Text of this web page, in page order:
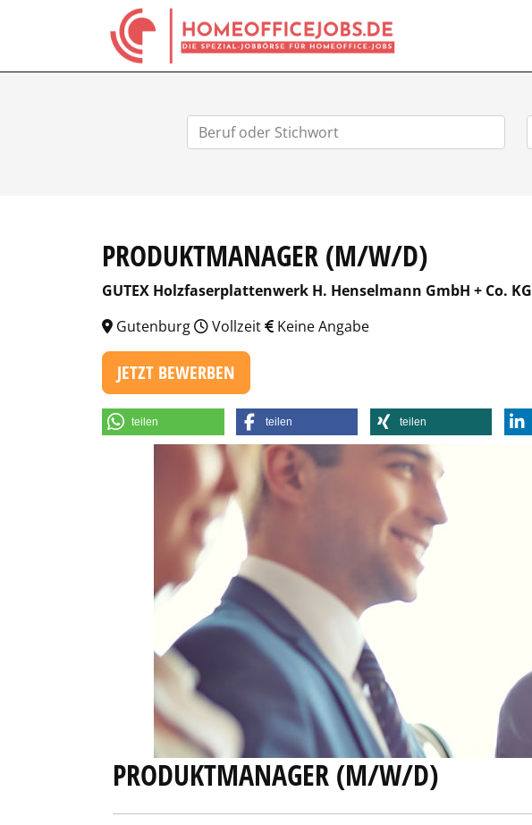
PRODUKTMANAGER (M/W/D)
GUTEX Holzfaserplattenwerk H. Henselmann GmbH + Co. KG
Gutenburg
Vollzeit Keine Angabe
JETZT BEWERBEN
teilen teilen teilen
PRODUKTMANAGER (M/W/D)